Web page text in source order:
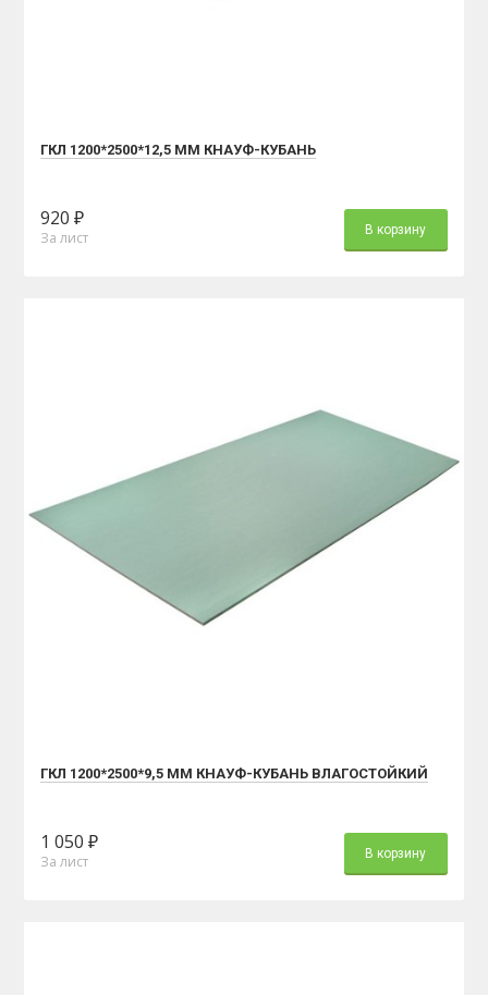
ГКЛ 1200*2500*12,5 ММ КНАУФ-КУБАНЬ
920 ₽
За лист В корзину
ГКЛ 1200*2500*9,5 ММ КНАУФ-КУБАНЬ ВЛАГОСТОЙКИЙ
1 050 ₽
За лист В корзину